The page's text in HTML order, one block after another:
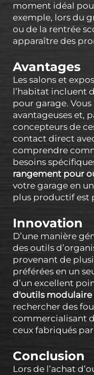
moment idéal
exemple, lors du
ou de la rentrée
apparaître des
Avantages
Les salons et
l’habitat incluent
pour garage.
avantageuses et,
concepteurs de
contact direct
comprendre
besoins
rangement pour
votre garage en
plus productif est
Innovation
D’une manière
des outils
provenant de
préférées en un
d’un excellent
d'outils modulaire
rechercher des
commercialisant
ceux fabriqués
Conclusion
Lors de l’achat